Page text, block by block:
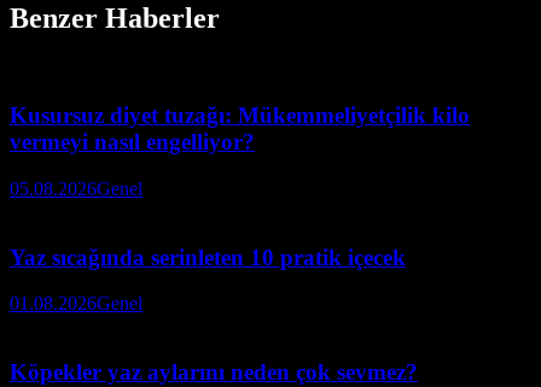
Benzer Haberler
Kusursuz diyet tuzağı: Mükemmeliyetçilik kilo
vermeyi nasıl engelliyor?
05.08.2026Genel
Yaz sıcağında serinleten 10 pratik içecek
01.08.2026Genel
Köpekler yaz aylarını neden çok sevmez?